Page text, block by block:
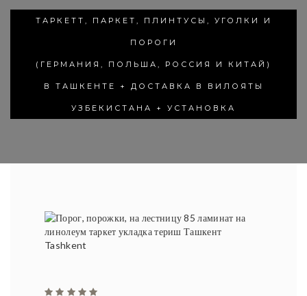
ТАРКЕТТ, ПАРКЕТ, ПЛИНТУСЫ, УГОЛКИ И
ПОРОГИ
(ГЕРМАНИЯ, ПОЛЬША, РОССИЯ И КИТАЙ)
В ТАШКЕНТЕ + ДОСТАВКА В ВИЛОЯТЫ
УЗБЕКИСТАНА + УСТАНОВКА